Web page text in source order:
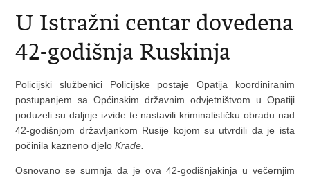
U Istražni centar dovedena
42-godišnja Ruskinja
Policijski službenici Policijske postaje Opatija koordiniranim
postupanjem sa Općinskim državnim odvjetništvom u Opatiji
poduzeli su daljnje izvide te nastavili kriminalističku obradu nad
42-godišnjom državljankom Rusije kojom su utvrdili da je ista
počinila kazneno djeloKrađe.
Osnovano se sumnja da je ova 42-godišnjakinja u večernjim